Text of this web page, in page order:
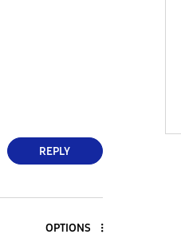
REPLY
OPTIONS